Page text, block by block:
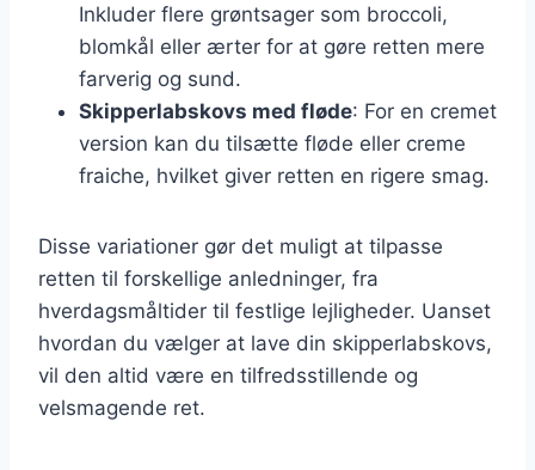
Inkluder flere grøntsager som broccoli,
blomkål eller ærter for at gøre retten mere
farverig og sund.
Skipperlabskovs med fløde: For en cremet
version kan du tilsætte fløde eller creme
fraiche, hvilket giver retten en rigere smag.
Disse variationer gør det muligt at tilpasse
retten til forskellige anledninger, fra
hverdagsmåltider til festlige lejligheder. Uanset
hvordan du vælger at lave din skipperlabskovs,
vil den altid være en tilfredsstillende og
velsmagende ret.